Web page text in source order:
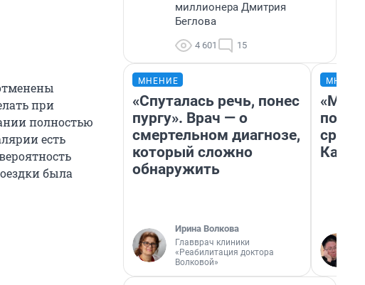
при
полностью
есть
была
миллионера Дмитрия
Беглова
4 601 15
МНЕНИЕ
«Спуталась речь, понес
пургу». Врач — о
смертельном диагнозе,
который сложно
обнаружить
Ирина Волкова
Главврач клиники
«Реабилитация доктора
Волковой»